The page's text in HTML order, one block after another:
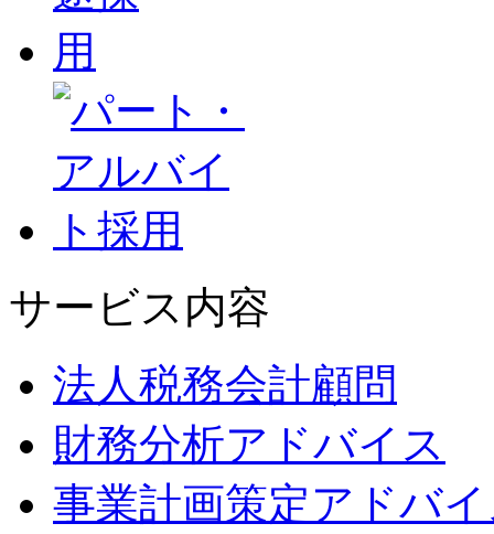
サービス内容
法人税務会計顧問
財務分析アドバイス
事業計画策定アドバ